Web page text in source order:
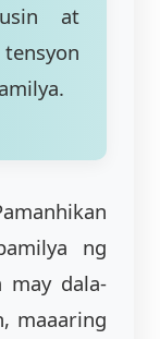
at
ng
may dala-
maaaring